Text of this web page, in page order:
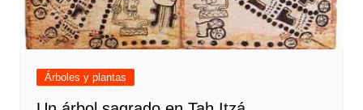
Árboles y plantas